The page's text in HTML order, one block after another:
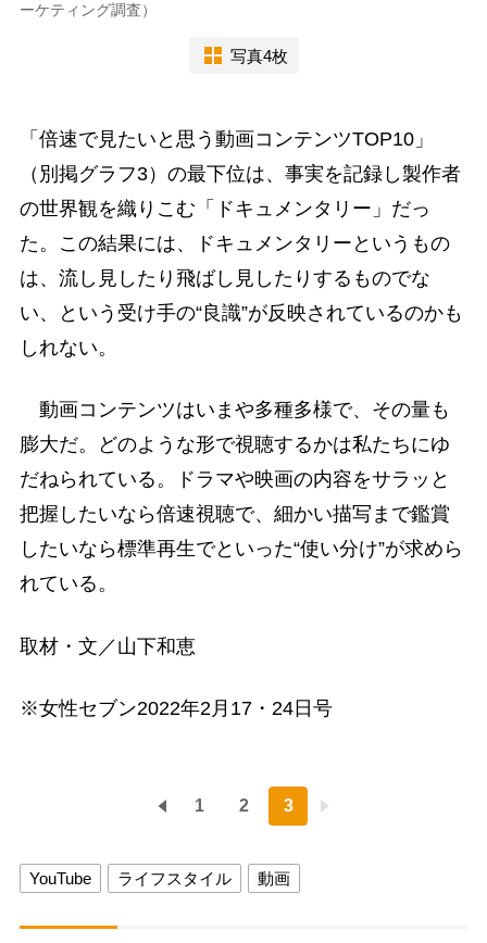
ーケティング調査）
写真4枚
「倍速で見たいと思う動画コンテンツTOP10」
（別掲グラフ3）の最下位は、事実を記録し製作者
の世界観を織りこむ「ドキュメンタリー」だっ
た。この結果には、ドキュメンタリーというもの
は、流し見したり飛ばし見したりするものでな
い、という受け手の“良識”が反映されているのかも
しれない。
動画コンテンツはいまや多種多様で、その量も
膨大だ。どのような形で視聴するかは私たちにゆ
だねられている。ドラマや映画の内容をサラッと
把握したいなら倍速視聴で、細かい描写まで鑑賞
したいなら標準再生でといった“使い分け”が求めら
れている。
取材・文／山下和恵
※女性セブン2022年2月17・24日号
1 2 3
YouTube ライフスタイル 動画